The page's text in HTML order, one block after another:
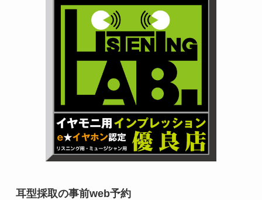
耳型採取の事前web予約